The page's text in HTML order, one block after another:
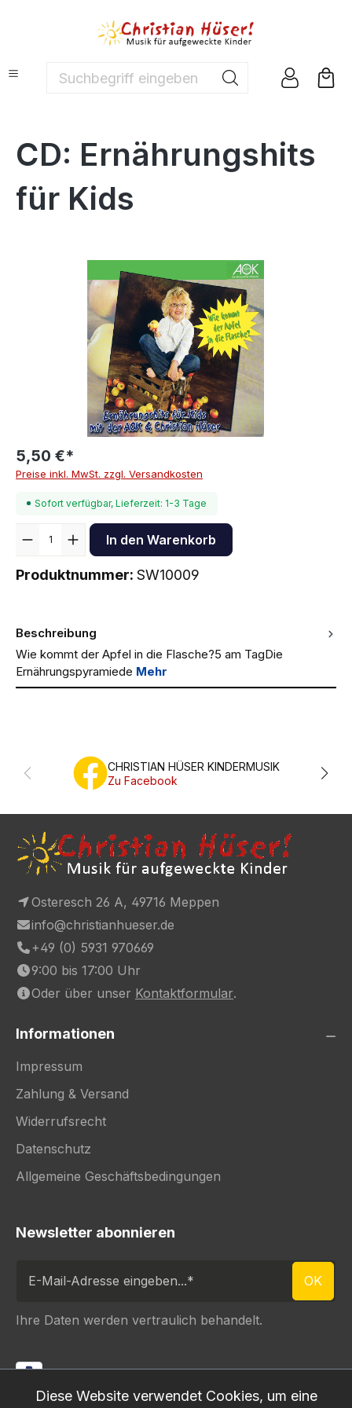
Suchbegriff eingeben ...
CD: Ernährungshits
für Kids
5,50 €*
Preise inkl. MwSt. zzgl. Versandkosten
Sofort verfügbar, Lieferzeit: 1-3 Tage
Anzahl In den Warenkorb
Produktnummer: SW10009
Beschreibung
Wie kommt der Apfel in die Flasche?5 am TagDie
Ernährungspyramiede Mehr
CHRISTIAN HÜSER KINDERMUSIK
Zu Facebook
Osteresch 26 A, 49716 Meppen
info@christianhueser.de
+49 (0) 5931 970669
9:00 bis 17:00 Uhr
Oder über unser Kontaktformular.
Informationen
Impressum
Zahlung & Versand
Widerrufsrecht
Datenschutz
Allgemeine Geschäftsbedingungen
Newsletter abonnieren
OK
Ihre Daten werden vertraulich behandelt.
Diese Website verwendet Cookies, um eine